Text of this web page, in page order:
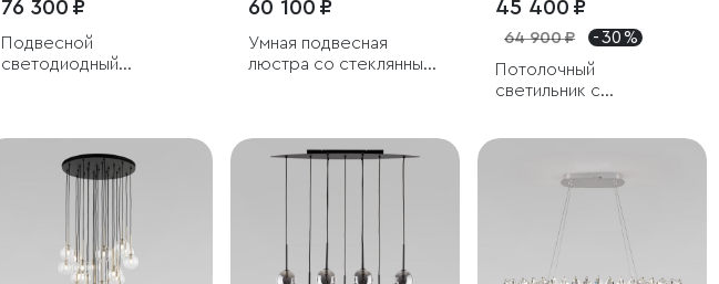
76 300 ₽
Подвесной
светодиодный
60 100 ₽
Умная подвесная
люстра со стеклянным
45 400 ₽
64 900 ₽
- 30 %
Потолочный
светильник с